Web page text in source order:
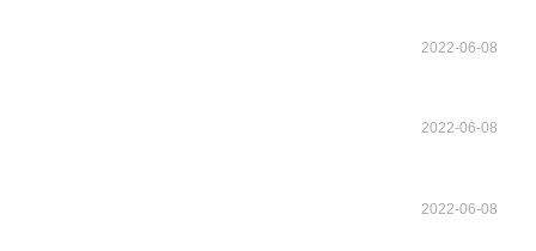
2022-06-08
2022-06-08
2022-06-08